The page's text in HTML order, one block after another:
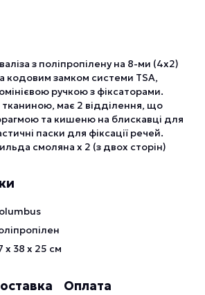
з поліпропілену на 8-ми (4х2)
кодовим замком системи TSA,
ручкою з фіксаторами.
має 2 відділення, що
та кишеню на блискавці для
паски для фіксації речей.
смоляна х 2 (з двох сторін)
х 38 х 25 см
Оплата